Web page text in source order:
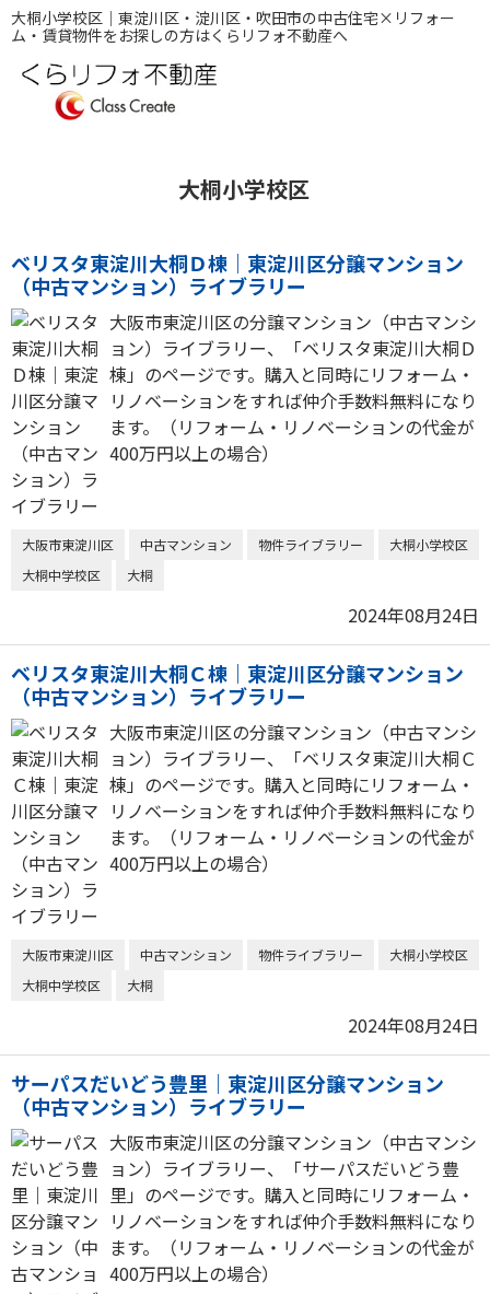
大桐小学校区｜東淀川区・淀川区・吹田市の中古住宅×リフォー
ム・賃貸物件をお探しの方はくらリフォ不動産へ
大桐小学校区
ベリスタ東淀川大桐Ｄ棟｜東淀川区分譲マンション
（中古マンション）ライブラリー
大阪市東淀川区の分譲マンション（中古マンシ
ョン）ライブラリー、「ベリスタ東淀川大桐Ｄ
棟」のページです。購入と同時にリフォーム・
リノベーションをすれば仲介手数料無料になり
ます。（リフォーム・リノベーションの代金が
400万円以上の場合）
大阪市東淀川区 中古マンション 物件ライブラリー
大桐小学校区
大桐中学校区
大桐
2024年08月24日
ベリスタ東淀川大桐Ｃ棟｜東淀川区分譲マンション
（中古マンション）ライブラリー
大阪市東淀川区の分譲マンション（中古マンシ
ョン）ライブラリー、「ベリスタ東淀川大桐Ｃ
棟」のページです。購入と同時にリフォーム・
リノベーションをすれば仲介手数料無料になり
ます。（リフォーム・リノベーションの代金が
400万円以上の場合）
大阪市東淀川区 中古マンション 物件ライブラリー
大桐小学校区
大桐中学校区
大桐
2024年08月24日
サーパスだいどう豊里｜東淀川区分譲マンション
（中古マンション）ライブラリー
大阪市東淀川区の分譲マンション（中古マンシ
ョン）ライブラリー、「サーパスだいどう豊
里」のページです。購入と同時にリフォーム・
リノベーションをすれば仲介手数料無料になり
ます。（リフォーム・リノベーションの代金が
400万円以上の場合）